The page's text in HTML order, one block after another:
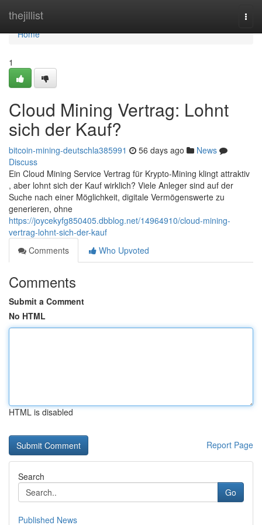
thejillist
Home
Home
1
Cloud Mining Vertrag: Lohnt
sich der Kauf?
bitcoin-mining-deutschla385991 56 days ago
News
Discuss
Ein Cloud Mining Service Vertrag für Krypto-Mining klingt attraktiv
, aber lohnt sich der Kauf wirklich? Viele Anleger sind auf der
Suche nach einer Möglichkeit, digitale Vermögenswerte zu
generieren, ohne
https://joycekyfg850405.dbblog.net/14964910/cloud-mining-
vertrag-lohnt-sich-der-kauf
Comments
Who Upvoted
Comments
Submit a Comment
No HTML
HTML is disabled
Report Page
Search
Go
Published News